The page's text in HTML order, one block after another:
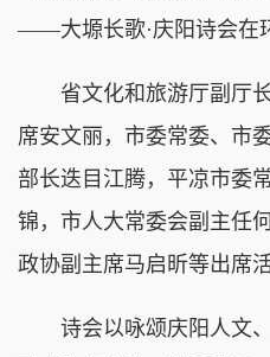
——大塬长歌·庆阳诗会在
省文化和旅游厅副厅长
席安文丽，市委常委、市
部长迭目江腾，平凉市委
锦，市人大常委会副主任
政协副主席马启昕等出席活
诗会以咏颂庆阳人文、